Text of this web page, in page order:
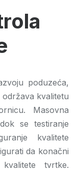
poduzeća,
kvalitetu
Masovna
se testiranje
kvalitete
da konačni
tvrtke.